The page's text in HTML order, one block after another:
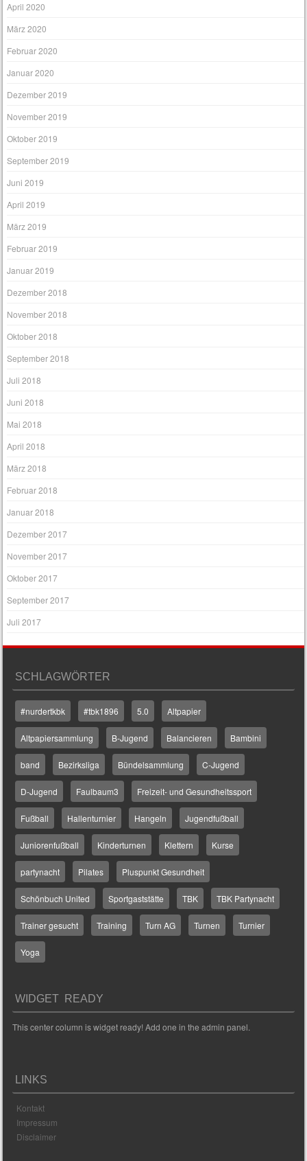
April 2020
März 2020
Februar 2020
Januar 2020
Dezember 2019
November 2019
Oktober 2019
September 2019
Juni 2019
April 2019
März 2019
Februar 2019
Januar 2019
Dezember 2018
November 2018
Oktober 2018
September 2018
Juli 2018
Juni 2018
Mai 2018
April 2018
März 2018
Februar 2018
Januar 2018
Dezember 2017
November 2017
Oktober 2017
September 2017
Juli 2017
SCHLAGWÖRTER
#nurdertkbk #tbk1896 5.0 Altpapier
Altpapiersammlung B-Jugend Balancieren Bambini
band Bezirksliga Bündelsammlung C-Jugend
D-Jugend Faulbaum3 Freizeit- und Gesundheitssport
Fußball Hallenturnier Hangeln Jugendfußball
Juniorenfußball Kinderturnen Klettern Kurse
partynacht Pilates Pluspunkt Gesundheit
Schönbuch United Sportgaststätte TBK TBK Partynacht
Trainer gesucht Training Turn AG Turnen Turnier
Yoga
WIDGET READY
This center column is widget ready! Add one in the admin panel.
LINKS
Kontakt
Impressum
Disclaimer